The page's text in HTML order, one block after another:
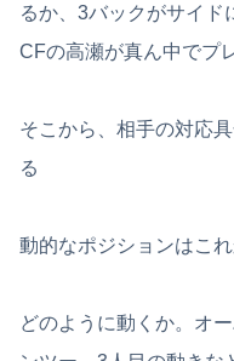
るか、3バックがサイド
CFの高瀬が真ん中でプ
そこから、相手の対応
る
動的なポジションはこ
どのように動くか。オ